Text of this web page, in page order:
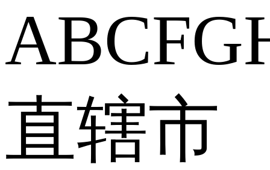
ABCFG
直辖市